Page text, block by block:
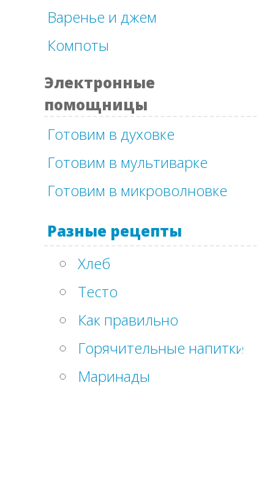
Варенье и джем
Компоты
Электронные
помощницы
Готовим в духовке
Готовим в мультиварке
Готовим в микроволновке
Разные рецепты
Хлеб
Тесто
Как правильно
Горячительные напитки
Маринады